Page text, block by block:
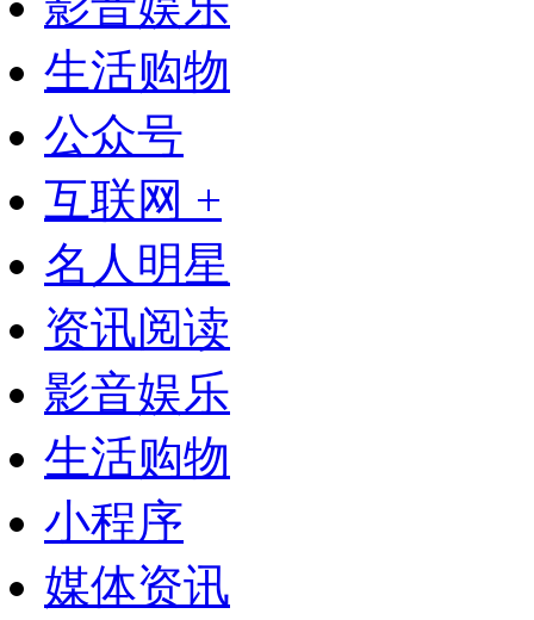
生活购物
公众号
互联网 +
名人明星
资讯阅读
影音娱乐
生活购物
小程序
媒体资讯